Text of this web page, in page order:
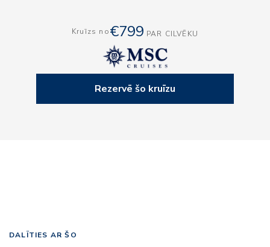
Kruīzs no€799 PAR CILVĒKU
Rezervē šo kruīzu
DALĪTIES AR ŠO